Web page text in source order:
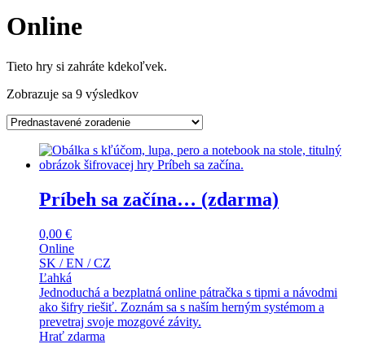
Online
Tieto hry si zahráte kdekoľvek.
Zobrazuje sa 9 výsledkov
Príbeh sa začína… (zdarma)
0,00 €
Online
SK / EN / CZ
Ľahká
Jednoduchá a bezplatná online pátračka s tipmi a návodmi
ako šifry riešiť. Zoznám sa s naším herným systémom a
prevetraj svoje mozgové závity.
Hrať zdarma